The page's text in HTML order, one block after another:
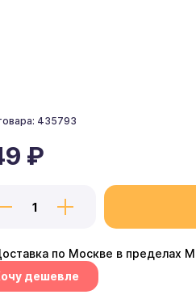
435793
₽
по Москве в пределах
дешевле